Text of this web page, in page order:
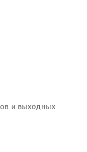
и выходных